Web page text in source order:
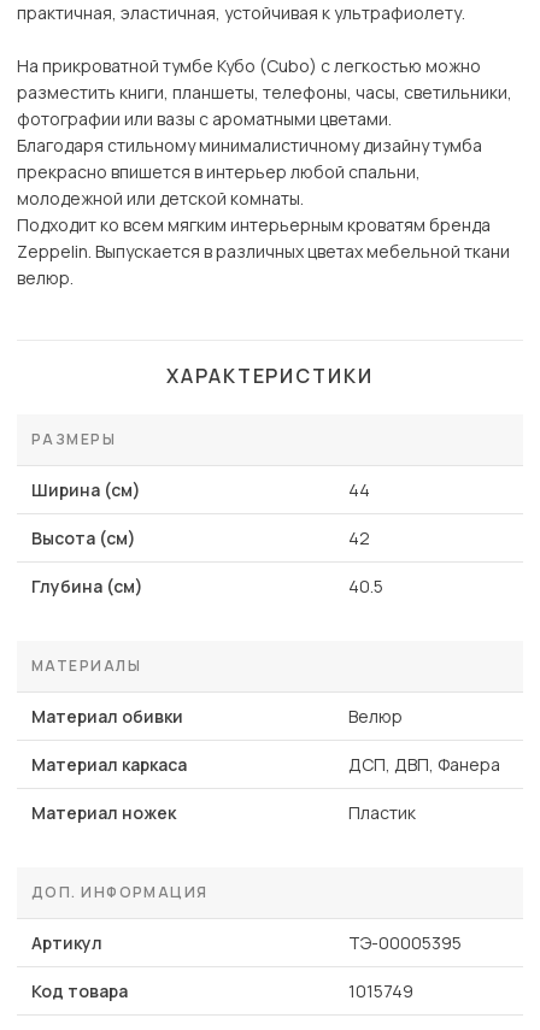
практичная, эластичная, устойчивая к ультрафиолету.
На прикроватной тумбе Кубо (Cubo) с легкостью можно
разместить книги, планшеты, телефоны, часы, светильники,
фотографии или вазы с ароматными цветами.
Благодаря стильному минималистичному дизайну тумба
прекрасно впишется в интерьер любой спальни,
молодежной или детской комнаты.
Подходит ко всем мягким интерьерным кроватям бренда
Zeppelin. Выпускается в различных цветах мебельной ткани
велюр.
ХАРАКТЕРИСТИКИ
РАЗМЕРЫ
Ширина (см) 44
Высота (см) 42
Глубина (см) 40.5
МАТЕРИАЛЫ
Материал обивки Велюр
Материал каркаса ДСП, ДВП, Фанера
Материал ножек Пластик
ДОП. ИНФОРМАЦИЯ
Артикул ТЭ-00005395
Код товара 1015749